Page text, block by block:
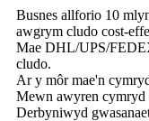
Busnes allforio 10
awgrym cludo cost-
Mae DHL/UPS/
cludo.
Ar y môr mae'n
Mewn awyren cymryd
Derbyniwyd